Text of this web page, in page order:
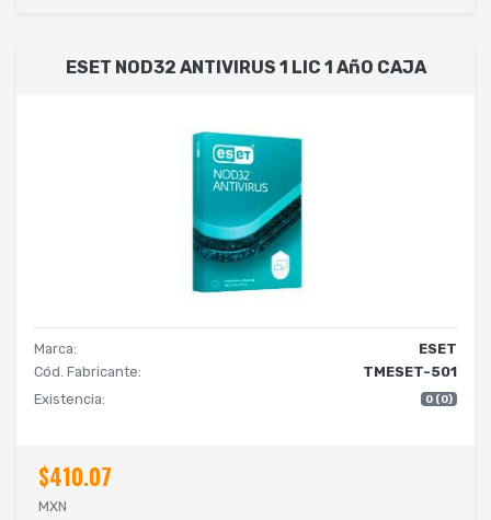
ESET NOD32 ANTIVIRUS 1 LIC 1 AñO CAJA
Marca:
ESET
Cód. Fabricante:
TMESET-501
Existencia:
0 (0)
$410.07
MXN